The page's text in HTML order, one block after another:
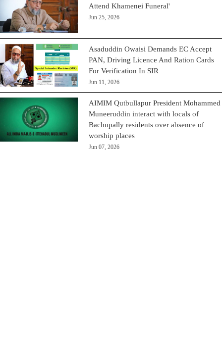
Attend Khamenei Funeral'
Jun 25, 2026
Asaduddin Owaisi Demands EC Accept
PAN, Driving Licence And Ration Cards
For Verification In SIR
Jun 11, 2026
AIMIM Qutbullapur President Mohammed
Muneeruddin interact with locals of
Bachupally residents over absence of
worship places
Jun 07, 2026